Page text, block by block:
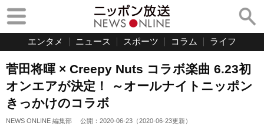
エンタメ ニュース スポーツ コラム ライフ
菅田将暉 × Creepy Nuts コラボ楽曲 6.23初
オンエアが決定！ ～オールナイトニッポン
きっかけのコラボ
NEWS ONLINE 編集部 公開： 2020-06-23 （2020-06-23更新）